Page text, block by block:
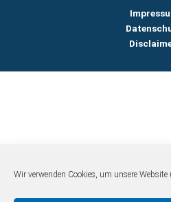
Wir verwenden Cookies, um unsere